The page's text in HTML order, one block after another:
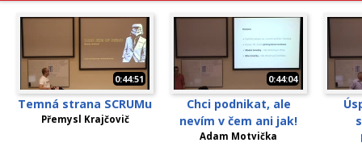
0:44:51
Temná strana SCRUMu
Přemysl Krajčovič
0:44:04
Chci podnikat, ale
nevím v čem ani jak!
Adam Motvička